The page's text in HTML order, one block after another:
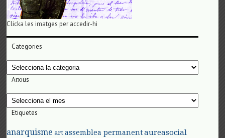
Clicka les imatges per accedir-hi
Categories
Categories
Arxius
Arxius
Etiquetes
anarquisme art assemblea permanent aureasocial